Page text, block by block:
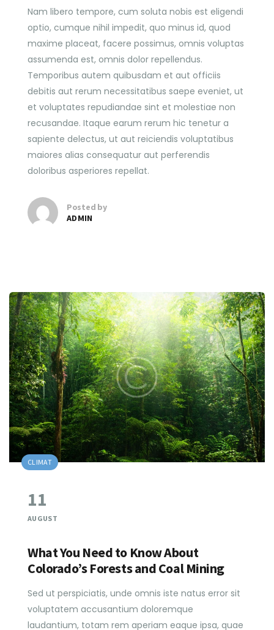
Nam libero tempore, cum soluta nobis est eligendi
optio, cumque nihil impedit, quo minus id, quod
maxime placeat, facere possimus, omnis voluptas
assumenda est, omnis dolor repellendus.
Temporibus autem quibusdam et aut officiis
debitis aut rerum necessitatibus saepe eveniet, ut
et voluptates repudiandae sint et molestiae non
recusandae. Itaque earum rerum hic tenetur a
sapiente delectus, ut aut reiciendis voluptatibus
maiores alias consequatur aut perferendis
doloribus asperiores repellat.
Posted by
ADMIN
CLIMAT
11
AUGUST
What You Need to Know About
Colorado’s Forests and Coal Mining
Sed ut perspiciatis, unde omnis iste natus error sit
voluptatem accusantium doloremque
laudantium, totam rem aperiam eaque ipsa, quae